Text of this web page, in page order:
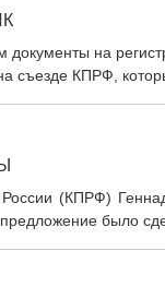
на
съезде КПРФ,
(КПРФ)
было